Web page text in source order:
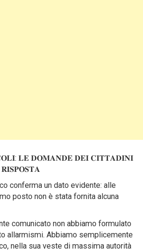
𝐋𝐄 𝐃𝐎𝐌𝐀𝐍𝐃𝐄 𝐃𝐄𝐈 𝐂𝐈𝐓𝐓𝐀𝐃𝐈𝐍𝐈
conferma un dato evidente: alle
posto non è stata fornita alcuna
comunicato non abbiamo formulato
allarmismi. Abbiamo semplicemente
nella sua veste di massima autorità